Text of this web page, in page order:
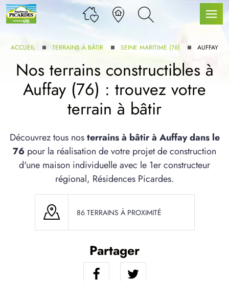
GAMME
SERVICE BDL EXTENSION
ACCUEIL TERRAINS À BÂTIR SEINE MARITIME (76) AUFFAY
Nos terrains constructibles à
Auffay (76) : trouvez votre
terrain à bâtir
Découvrez tous nosterrains à bâtir à Auffay dans le
76 pour la réalisation de votre projet de construction
d'une maison individuelle avec le 1er constructeur
régional, Résidences Picardes.
86 TERRAINS À PROXIMITÉ
Partager